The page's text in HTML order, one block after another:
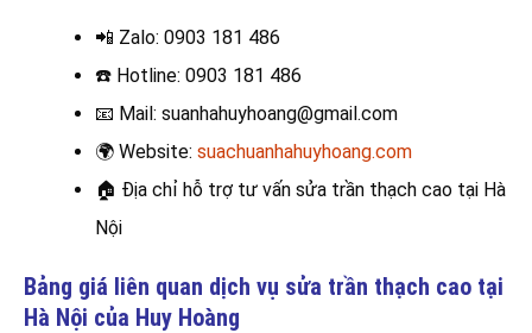
📲 Zalo: 0903 181 486
☎️ Hotline: 0903 181 486
📧 Mail: suanhahuyhoang@gmail.com
🌍 Website: suachuanhahuyhoang.com
🏠 Địa chỉ hỗ trợ tư vấn sửa trần thạch cao tại Hà
Nội
Bảng giá liên quan dịch vụ sửa trần thạch cao tại
Hà Nội của Huy Hoàng